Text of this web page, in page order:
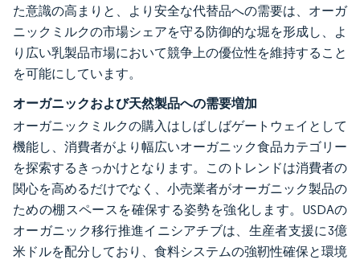
た意識の高まりと、より安全な代替品への需要は、オーガ
ニックミルクの市場シェアを守る防御的な堀を形成し、よ
り広い乳製品市場において競争上の優位性を維持すること
を可能にしています。
オーガニックおよび天然製品への需要増加
オーガニックミルクの購入はしばしばゲートウェイとして
機能し、消費者がより幅広いオーガニック食品カテゴリー
を探索するきっかけとなります。このトレンドは消費者の
関心を高めるだけでなく、小売業者がオーガニック製品の
ための棚スペースを確保する姿勢を強化します。USDAの
オーガニック移行推進イニシアチブは、生産者支援に3億
米ドルを配分しており、食料システムの強靭性確保と環境